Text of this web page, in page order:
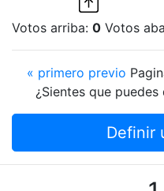
Votos arriba: 0 Votos
« primero previo
¿Sientes que
Definir